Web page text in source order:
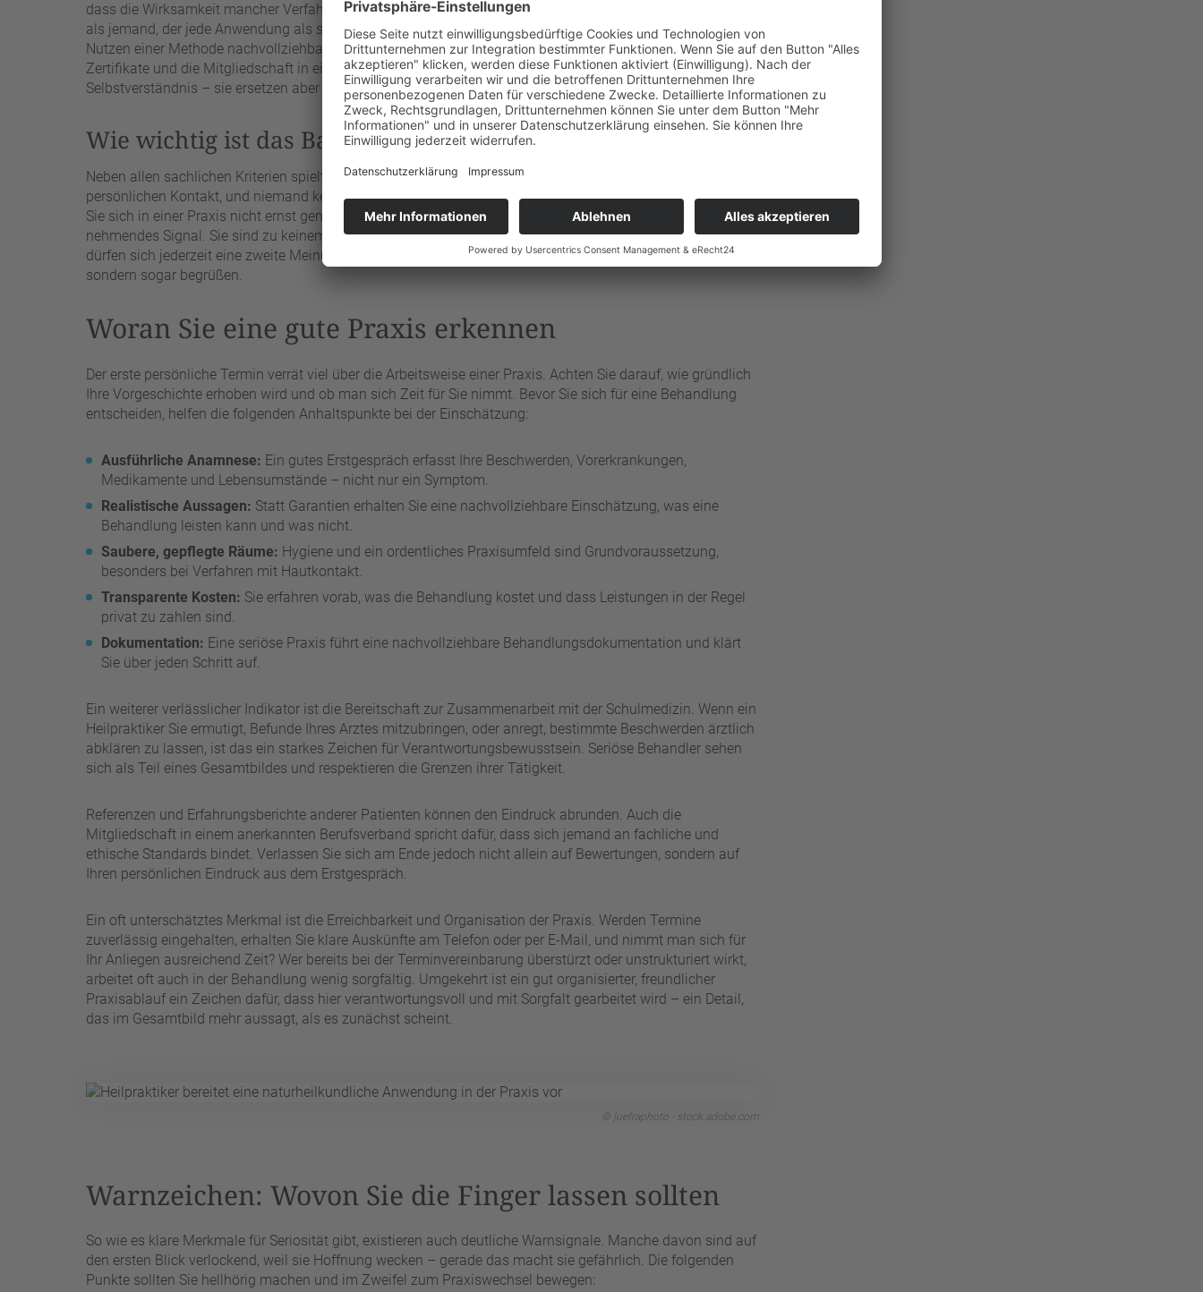
dass die Wirksamkeit mancher Verfahren wissenschaftlich nicht abschließend belegt ist, handelt seriöser
als jemand, der jede Anwendung als sicheren Erfolg darstellt. Achten Sie darauf, ob Ihnen ein Behandler den
Nutzen einer Methode nachvollziehbar erklärt und Ihre Fragen dazu geduldig beantwortet. Weiterbildungen,
Zertifikate und die Mitgliedschaft in einem Berufsverband sind zusätzliche Hinweise auf ein fundiertes
Selbstverständnis – sie ersetzen aber nicht Ihren persönlichen Eindruck.
Wie wichtig ist das Bauchgefühl?
Neben allen sachlichen Kriterien spielt Ihr eigenes Empfinden eine wichtige Rolle. Vertrauen entsteht im
persönlichen Kontakt, und niemand kennt Ihre Beschwerden und Bedürfnisse besser als Sie selbst. Fühlen
Sie sich in einer Praxis nicht ernst genommen, unter Druck gesetzt oder unwohl, ist das ein ernst zu
nehmendes Signal. Sie sind zu keinem Zeitpunkt verpflichtet, sich für eine Behandlung zu entscheiden, und
dürfen sich jederzeit eine zweite Meinung einholen. Ein guter Heilpraktiker wird das nicht nur akzeptieren,
sondern sogar begrüßen.
Woran Sie eine gute Praxis erkennen
Der erste persönliche Termin verrät viel über die Arbeitsweise einer Praxis. Achten Sie darauf, wie gründlich
Ihre Vorgeschichte erhoben wird und ob man sich Zeit für Sie nimmt. Bevor Sie sich für eine Behandlung
entscheiden, helfen die folgenden Anhaltspunkte bei der Einschätzung:
Ausführliche Anamnese: Ein gutes Erstgespräch erfasst Ihre Beschwerden, Vorerkrankungen,
Medikamente und Lebensumstände – nicht nur ein Symptom.
Realistische Aussagen: Statt Garantien erhalten Sie eine nachvollziehbare Einschätzung, was eine
Behandlung leisten kann und was nicht.
Saubere, gepflegte Räume: Hygiene und ein ordentliches Praxisumfeld sind Grundvoraussetzung,
besonders bei Verfahren mit Hautkontakt.
Transparente Kosten: Sie erfahren vorab, was die Behandlung kostet und dass Leistungen in der Regel
privat zu zahlen sind.
Dokumentation: Eine seriöse Praxis führt eine nachvollziehbare Behandlungsdokumentation und klärt
Sie über jeden Schritt auf.
Ein weiterer verlässlicher Indikator ist die Bereitschaft zur Zusammenarbeit mit der Schulmedizin. Wenn ein
Heilpraktiker Sie ermutigt, Befunde Ihres Arztes mitzubringen, oder anregt, bestimmte Beschwerden ärztlich
abklären zu lassen, ist das ein starkes Zeichen für Verantwortungsbewusstsein. Seriöse Behandler sehen
sich als Teil eines Gesamtbildes und respektieren die Grenzen ihrer Tätigkeit.
Referenzen und Erfahrungsberichte anderer Patienten können den Eindruck abrunden. Auch die
Mitgliedschaft in einem anerkannten Berufsverband spricht dafür, dass sich jemand an fachliche und
ethische Standards bindet. Verlassen Sie sich am Ende jedoch nicht allein auf Bewertungen, sondern auf
Ihren persönlichen Eindruck aus dem Erstgespräch.
Ein oft unterschätztes Merkmal ist die Erreichbarkeit und Organisation der Praxis. Werden Termine
zuverlässig eingehalten, erhalten Sie klare Auskünfte am Telefon oder per E-Mail, und nimmt man sich für
Ihr Anliegen ausreichend Zeit? Wer bereits bei der Terminvereinbarung überstürzt oder unstrukturiert wirkt,
arbeitet oft auch in der Behandlung wenig sorgfältig. Umgekehrt ist ein gut organisierter, freundlicher
Praxisablauf ein Zeichen dafür, dass hier verantwortungsvoll und mit Sorgfalt gearbeitet wird – ein Detail,
das im Gesamtbild mehr aussagt, als es zunächst scheint.
© juefraphoto - stock.adobe.com
Warnzeichen: Wovon Sie die Finger lassen sollten
So wie es klare Merkmale für Seriosität gibt, existieren auch deutliche Warnsignale. Manche davon sind auf
den ersten Blick verlockend, weil sie Hoffnung wecken – gerade das macht sie gefährlich. Die folgenden
Punkte sollten Sie hellhörig machen und im Zweifel zum Praxiswechsel bewegen: